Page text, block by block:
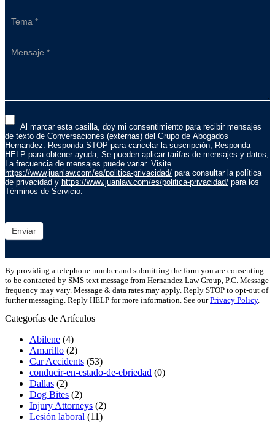
Al marcar esta casilla, doy mi consentimiento para recibir mensajes
de texto de Conversaciones (externas) del Grupo de Abogados
Hernandez. Responda STOP para cancelar la suscripción; Responda
HELP para obtener ayuda; Se pueden aplicar tarifas de mensajes y datos;
La frecuencia de mensajes puede variar. Visite
https://www.juanlaw.com/es/politica-privacidad/ para consultar la política
de privacidad y https://www.juanlaw.com/es/politica-privacidad/ para los
Términos de Servicio.
Enviar
By providing a telephone number and submitting the form you are consenting
to be contacted by SMS text message from Hernandez Law Group, P.C. Message
frequency may vary. Message & data rates may apply. Reply STOP to opt-out of
further messaging. Reply HELP for more information. See ourPrivacy Policy.
Categorías de Artículos
Abilene (4)
Amarillo (2)
Car Accidents (53)
conducir-en-estado-de-ebriedad (0)
Dallas (2)
Dog Bites (2)
Injury Attorneys (2)
Lesión laboral (11)